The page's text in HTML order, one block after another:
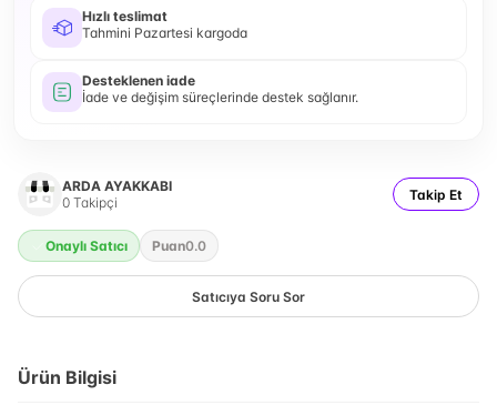
Hızlı teslimat
Tahmini Pazartesi kargoda
Desteklenen iade
İade ve değişim süreçlerinde destek sağlanır.
ARDA AYAKKABI
0 Takipçi Takip Et
Onaylı Satıcı Puan0.0
Satıcıya Soru Sor
Ürün Bilgisi